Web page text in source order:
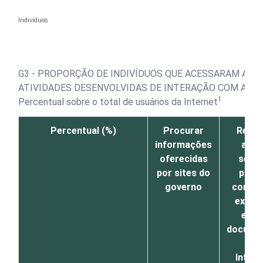
Indivíduos
G3 - PROPORÇÃO DE INDIVÍDUOS QUE ACESSARAM A
ATIVIDADES DESENVOLVIDAS DE INTERAÇÃO COM
Percentual sobre o total de usuários da Internet1
Percentual (%)
Procurar
informações
oferecidas
por sites do
governo
como,